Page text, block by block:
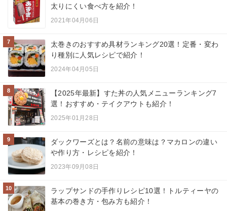
太りにくい食べ方を紹介！
2021年04月06日
7
太巻きのおすすめ具材ランキング20選！定番・変わ
り種別に人気レシピで紹介！
2024年04月05日
8
【2025年最新】すた丼の人気メニューランキング7
選！おすすめ・テイクアウトも紹介！
2025年01月28日
9
ダックワーズとは？名前の意味は？マカロンの違い
や作り方・レシピを紹介！
2023年09月08日
10
ラップサンドの手作りレシピ10選！トルティーヤの
基本の巻き方・包み方も紹介！